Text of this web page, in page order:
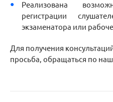
Реализована
регистрации
экзаменатора или
Для получения
просьба, обращаться по